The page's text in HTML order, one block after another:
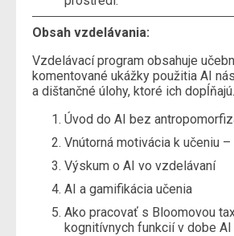
Obsah vzdelávania:
Vzdelávací program obsahuje
komentované ukážky použitia AI
a dištančné úlohy, ktoré ich dopĺňajú.
Úvod do AI bez
Vnútorná motivácia k učeniu
Výskum o AI vo vzdelávaní
AI a gamifikácia učenia
Ako pracovať s Bloomovou
kognitívnych funkcií v dobe AI